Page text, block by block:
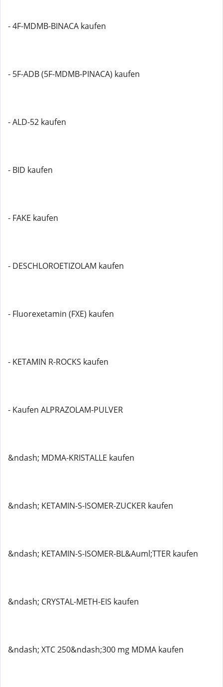
- 4F-MDMB-BINACA kaufen
- 5F-ADB (5F-MDMB-PINACA) kaufen
- ALD-52 kaufen
- BID kaufen
- FAKE kaufen
- DESCHLOROETIZOLAM kaufen
- Fluorexetamin (FXE) kaufen
- KETAMIN R-ROCKS kaufen
- Kaufen ALPRAZOLAM-PULVER
&ndash; MDMA-KRISTALLE kaufen
&ndash; KETAMIN-S-ISOMER-ZUCKER kaufen
&ndash; KETAMIN-S-ISOMER-BL&Auml;TTER kaufen
&ndash; CRYSTAL-METH-EIS kaufen
&ndash; XTC 250&ndash;300 mg MDMA kaufen